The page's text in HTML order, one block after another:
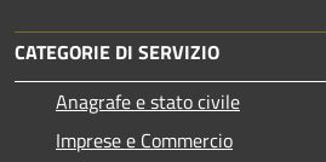
CATEGORIE DI SERVIZIO
Anagrafe e stato civile
Imprese e Commercio